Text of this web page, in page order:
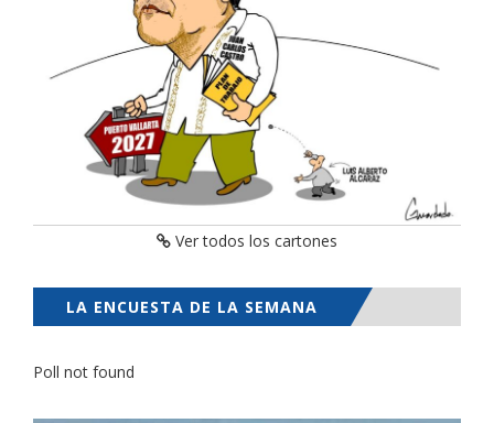
Ver todos los cartones
LA ENCUESTA DE LA SEMANA
Poll not found